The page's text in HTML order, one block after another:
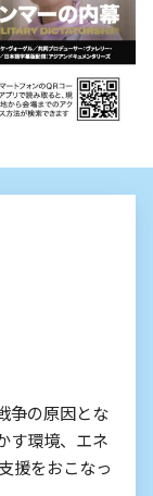
争の原因とな
す環境、エネ
援をおこなっ